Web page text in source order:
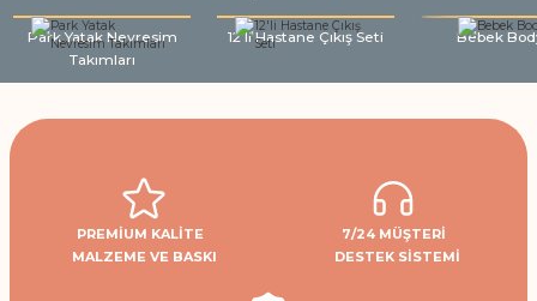
Park Yatak Nevresim
Takımları
12'li Hastane Çıkış Seti Bebek
PREMİUM KALİTE
MALZEME VE BASKI
7/24 MÜŞTERİ
DESTEK SİSTEMİ